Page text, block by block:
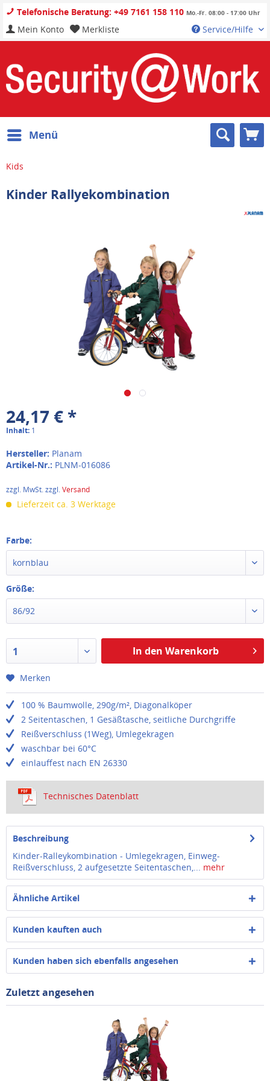
Telefonische Beratung: +49 7161 158 110 Mo.-Fr. 08:00 - 17:00 Uhr
Service/Hilfe
Mein Konto Merkliste
Menü
Kids
Kinder Rallyekombination
24,17 € *
Inhalt: 1
Hersteller: Planam
Artikel-Nr.: PLNM-016086
zzgl. MwSt. zzgl.Versand
Lieferzeit ca. 3 Werktage
Farbe:
kornblau
Größe:
86/92
1 In den Warenkorb
Merken
100 % Baumwolle, 290g/m², Diagonalköper
2 Seitentaschen, 1 Gesäßtasche, seitliche Durchgriffe
Reißverschluss (1Weg), Umlegekragen
waschbar bei 60°C
einlauffest nach EN 26330
Technisches Datenblatt
Beschreibung
Kinder-Ralleykombination - Umlegekragen, Einweg-
Reißverschluss, 2 aufgesetzte Seitentaschen,... mehr
Ähnliche Artikel
Kunden kauften auch
Kunden haben sich ebenfalls angesehen
Zuletzt angesehen